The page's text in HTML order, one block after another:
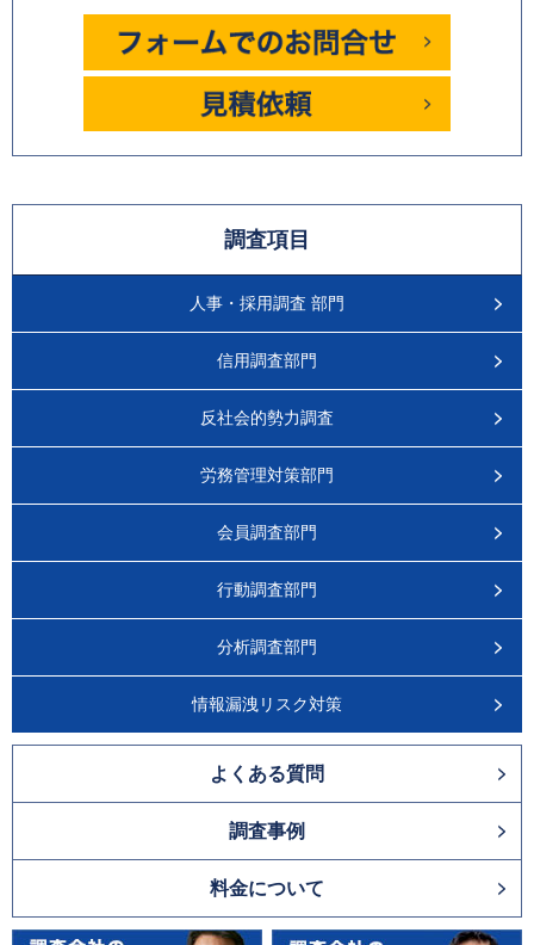
調査項目
人事・採用調査 部門
信用調査部門
反社会的勢力調査
労務管理対策部門
会員調査部門
行動調査部門
分析調査部門
情報漏洩リスク対策
よくある質問
調査事例
料金について